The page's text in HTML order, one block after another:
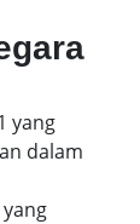
yang
dalam